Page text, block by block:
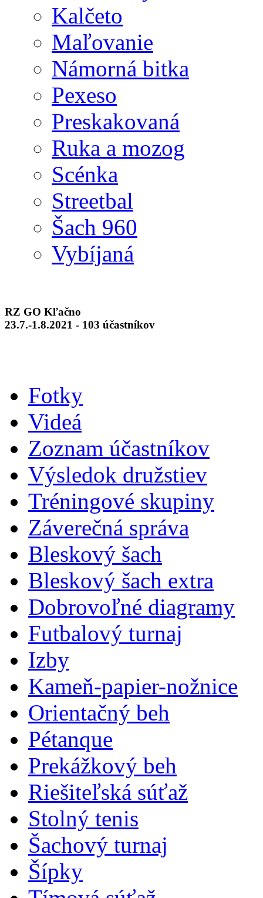
Kalčeto
Maľovanie
Námorná bitka
Pexeso
Preskakovaná
Ruka a mozog
Scénka
Streetbal
Šach 960
Vybíjaná
RZ GO Kľačno
23.7.-1.8.2021 - 103 účastníkov
Fotky
Videá
Zoznam účastníkov
Výsledok družstiev
Tréningové skupiny
Záverečná správa
Bleskový šach
Bleskový šach extra
Dobrovoľné diagramy
Futbalový turnaj
Izby
Kameň-papier-nožnice
Orientačný beh
Pétanque
Prekážkový beh
Riešiteľská súťaž
Stolný tenis
Šachový turnaj
Šípky